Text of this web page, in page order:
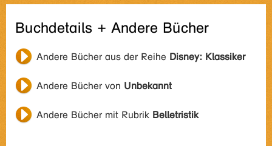
Buchdetails + Andere Bücher
Andere Bücher aus der Reihe Disney: Klassiker
Andere Bücher von Unbekannt
Andere Bücher mit Rubrik Belletristik